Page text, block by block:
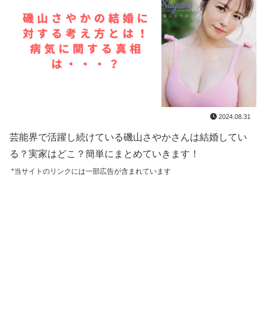
2024.08.31
芸能界で活躍し続けている磯山さやかさんは結婚してい
る？実家はどこ？簡単にまとめていきます！
*当サイトのリンクには一部広告が含まれています